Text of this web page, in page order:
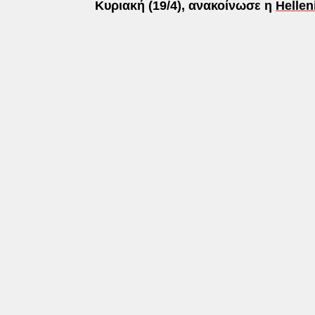
Κυριακή (19/4), ανακοίνωσε η